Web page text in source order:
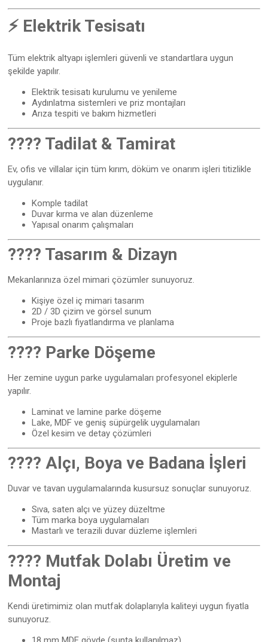
⚡ Elektrik Tesisatı
Tüm elektrik altyapı işlemleri güvenli ve standartlara uygun
şekilde yapılır.
Elektrik tesisatı kurulumu ve yenileme
Aydınlatma sistemleri ve priz montajları
Arıza tespiti ve bakım hizmetleri
????️ Tadilat & Tamirat
Ev, ofis ve villalar için tüm kırım, döküm ve onarım işleri titizlikle
uygulanır.
Komple tadilat
Duvar kırma ve alan düzenleme
Yapısal onarım çalışmaları
???? Tasarım & Dizayn
Mekanlarınıza özel mimari çözümler sunuyoruz.
Kişiye özel iç mimari tasarım
2D / 3D çizim ve görsel sunum
Proje bazlı fiyatlandırma ve planlama
???? Parke Döşeme
Her zemine uygun parke uygulamaları profesyonel ekiplerle
yapılır.
Laminat ve lamine parke döşeme
Lake, MDF ve geniş süpürgelik uygulamaları
Özel kesim ve detay çözümleri
???? Alçı, Boya ve Badana İşleri
Duvar ve tavan uygulamalarında kusursuz sonuçlar sunuyoruz.
Sıva, saten alçı ve yüzey düzeltme
Tüm marka boya uygulamaları
Mastarlı ve terazili duvar düzleme işlemleri
????️ Mutfak Dolabı Üretim ve
Montaj
Kendi üretimimiz olan mutfak dolaplarıyla kaliteyi uygun fiyatla
sunuyoruz.